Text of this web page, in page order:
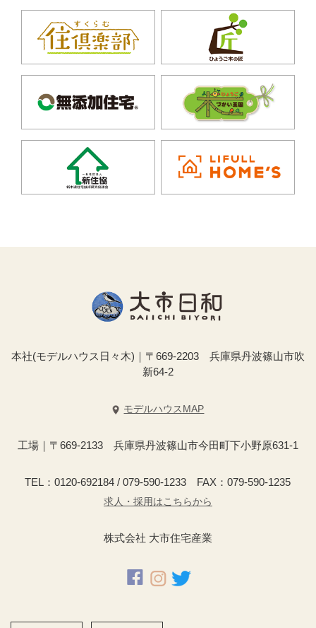
本社(モデルハウス日々木)｜〒669-2203 兵庫県丹波篠山市吹
新64-2
モデルハウスMAP
工場｜〒669-2133 兵庫県丹波篠山市今田町下小野原631-1
TEL：0120-692184 / 079-590-1233 FAX：079-590-1235
求人・採用はこちらから
株式会社 大市住宅産業